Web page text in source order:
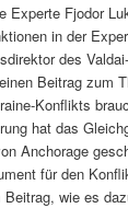
Experte Fjodor
in der
des
Beitrag zum
Konflikts
hat das
Anchorage
für den
wie es